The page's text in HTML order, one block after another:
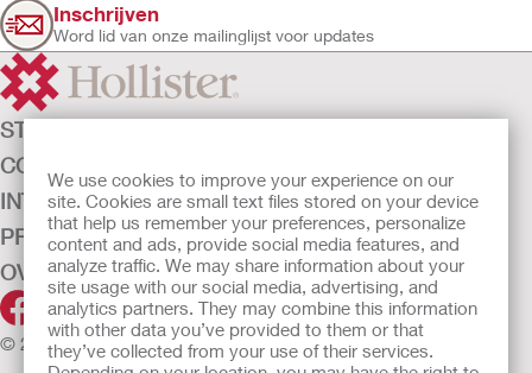
We use cookies to improve your experience on our
site. Cookies are small text files stored on your device
that help us remember your preferences, personalize
content and ads, provide social media features, and
analyze traffic. We may share information about your
site usage with our social media, advertising, and
analytics partners. They may combine this information
with other data you’ve provided to them or that
they’ve collected from your use of their services.
Inschrijven
Word lid van onze mailinglijst voor updates
STOMAZORG
CONTINENTIEZORG
INTENSIEVE ZORG
PRODUCTEN
OVER ONS
© 2026 Hollister Incorporated